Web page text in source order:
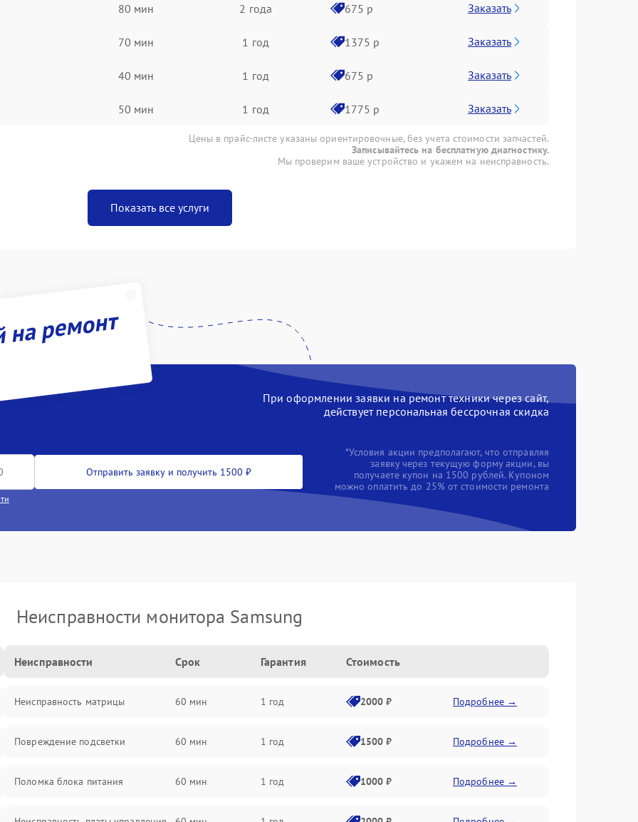
80 мин 2 года 675 р Заказать
70 мин 1 год 1375 р Заказать
40 мин 1 год 675 р Заказать
50 мин 1 год 1775 р Заказать
Цены в прайс-листе указаны ориентировочные, без учета стоимости запчастей.
Записывайтесь на бесплатную диагностику.
Мы проверим ваше устройство и укажем на неисправность.
Показать все услуги
ремонт
При оформлении заявки на ремонт техники через сайт,
действует персональная бессрочная скидка
Отправить заявку и получить 1500 ₽
*Условия акции предполагают, что отправляя
заявку через текущую форму акции, вы
получаете купон на 1500 рублей. Купоном
можно оплатить до 25% от стоимости ремонта
Неисправности монитора Samsung
Неисправности Срок Гарантия Стоимость
Неисправность матрицы 60 мин 1 год 2000 ₽ Подробнее →
Повреждение подсветки 60 мин 1 год 1500 ₽ Подробнее →
Поломка блока питания 60 мин 1 год 1000 ₽ Подробнее →